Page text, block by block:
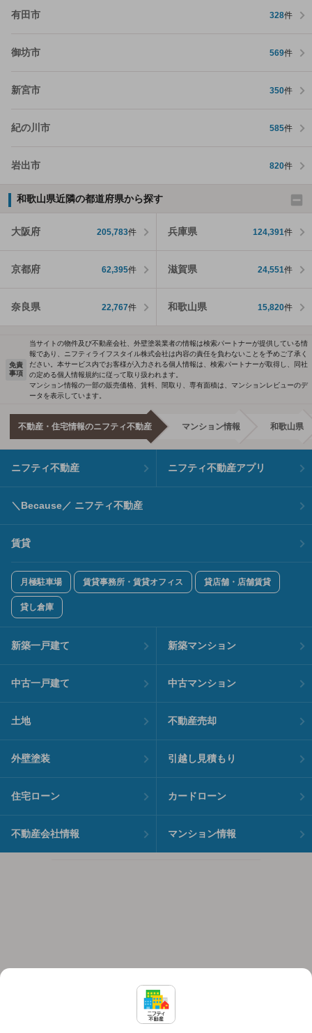
有田市 328件
御坊市 569件
新宮市 350件
紀の川市 585件
岩出市 820件
和歌山県近隣の都道府県から探す
大阪府 205,783件 兵庫県 124,391件
京都府 62,395件 滋賀県 24,551件
奈良県 22,767件 和歌山県 15,820件
免責
事項
当サイトの物件及び不動産会社、外壁塗装業者の情報は検索パートナーが提供している情
報であり、ニフティライフスタイル株式会社は内容の責任を負わないことを予めご了承く
ださい。本サービス内でお客様が入力される個人情報は、検索パートナーが取得し、同社
の定める個人情報規約に従って取り扱われます。
マンション情報の一部の販売価格、賃料、間取り、専有面積は、マンションレビューのデ
ータを表示しています。
不動産・住宅情報のニフティ不動産 マンション情報 和歌山県
ニフティ不動産 ニフティ不動産アプリ
＼Because／ ニフティ不動産
賃貸
月極駐車場 賃貸事務所・賃貸オフィス 貸店舗・店舗賃貸
貸し倉庫
新築一戸建て 新築マンション
中古一戸建て 中古マンション
土地 不動産売却
外壁塗装 引越し見積もり
住宅ローン カードローン
不動産会社情報 マンション情報